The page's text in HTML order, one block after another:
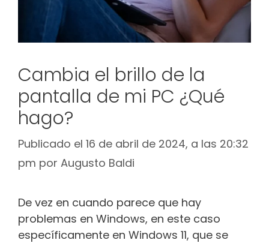
Cambia el brillo de la
pantalla de mi PC ¿Qué
hago?
Publicado el 16 de abril de 2024, a las 20:32
pm por Augusto Baldi
De vez en cuando parece que hay
problemas en Windows, en este caso
específicamente en Windows 11, que se